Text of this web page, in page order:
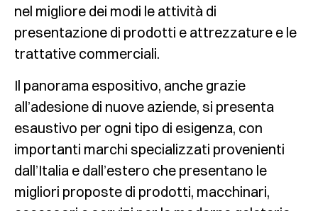
nel migliore dei modi le attività di
presentazione di prodotti e attrezzature e le
trattative commerciali.
Il panorama espositivo, anche grazie
all’adesione di nuove aziende, si presenta
esaustivo per ogni tipo di esigenza, con
importanti marchi specializzati provenienti
dall’Italia e dall’estero che presentano le
migliori proposte di prodotti, macchinari,